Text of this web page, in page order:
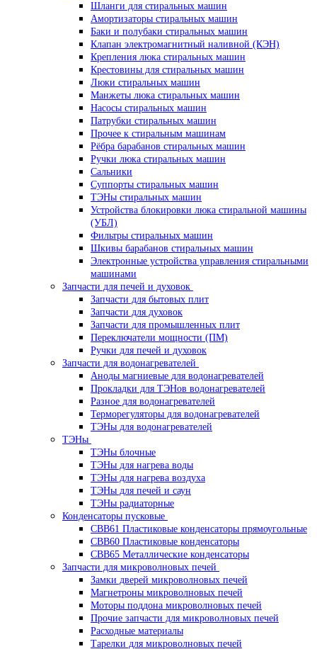
Шланги для стиральных машин
Амортизаторы стиральных машин
Баки и полубаки стиральных машин
Клапан электромагнитный наливной (КЭН)
Крепления люка стиральных машин
Крестовины для стиральных машин
Люки стиральных машин
Манжеты люка стиральных машин
Насосы стиральных машин
Патрубки стиральных машин
Прочее к стиральным машинам
Рёбра барабанов стиральных машин
Ручки люка стиральных машин
Сальники
Суппорты стиральных машин
ТЭНы стиральных машин
Устройства блокировки люка стиральной машины
(УБЛ)
Фильтры стиральных машин
Шкивы барабанов стиральных машин
Электронные устройства управления стиральными
машинами
Запчасти для печей и духовок
Запчасти для бытовых плит
Запчасти для духовок
Запчасти для промышленных плит
Переключатели мощности (ПМ)
Ручки для печей и духовок
Запчасти для водонагревателей
Аноды магниевые для водонагревателей
Прокладки для ТЭНов водонагревателей
Разное для водонагревателей
Терморегуляторы для водонагревателей
ТЭНы для водонагревателей
ТЭНы
ТЭНы блочные
ТЭНы для нагрева воды
ТЭНы для нагрева воздуха
ТЭНы для печей и саун
ТЭНы радиаторные
Конденсаторы пусковые
CBB61 Пластиковые конденсаторы прямоугольные
CBB60 Пластиковые конденсаторы
CBB65 Металлические конденсаторы
Запчасти для микроволновых печей
Замки дверей микроволновых печей
Магнетроны микроволновых печей
Моторы поддона микроволновых печей
Прочие запчасти для микроволновых печей
Расходные материалы
Тарелки для микроволновых печей